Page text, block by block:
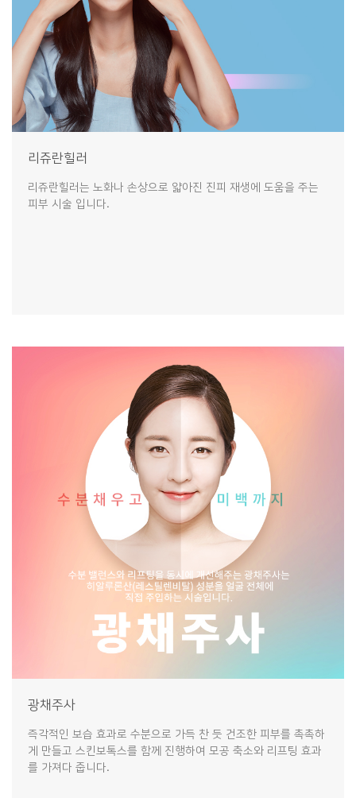
리쥬란힐러
리쥬란힐러는 노화나 손상으로 얇아진 진피 재생에 도움을 주는
피부 시술 입니다.
광채주사
즉각적인 보습 효과로 수분으로 가득 찬 듯 건조한 피부를 촉촉하
게 만들고 스킨보톡스를 함께 진행하여 모공 축소와 리프팅 효과
를 가져다 줍니다.